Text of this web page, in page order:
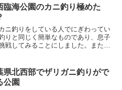
フタ付きのバケツのほうがお勧め
。(function(...
臨海公園のカニ釣り極めた
ニ釣りをしている人でにぎわってい
りと同じく簡単なものであり、息子
戦してみることにしました。また、
県北西部でザリガニ釣りがで
公園